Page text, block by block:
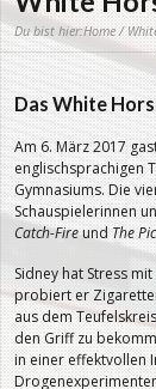
Du bist hier:Home/
Das White
Am 6. März 2017
englischsprachigen
Gymnasiums. Die
Schauspielerinnen
Catch-FireundThe
Sidney hat Stress
probiert er
aus dem
den Griff zu
in einer effektvollen